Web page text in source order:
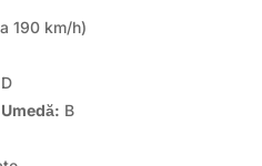
190 km/h)
D
B